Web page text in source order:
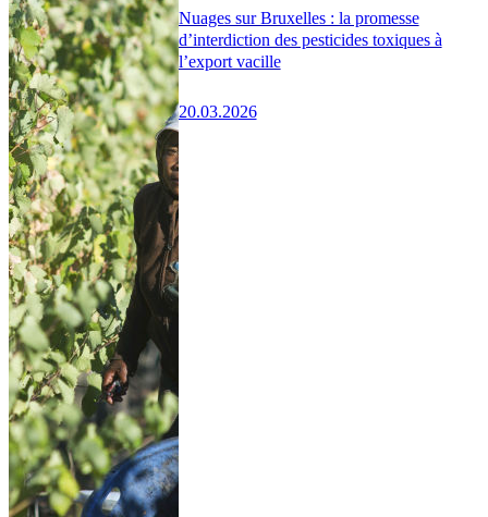
Nuages sur Bruxelles : la promesse
d’interdiction des pesticides toxiques à
l’export vacille
20.03.2026